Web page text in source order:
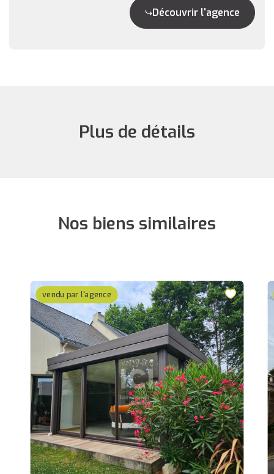
Découvrir l'agence
Plus de détails
Nos biens similaires
vendu par l'agence